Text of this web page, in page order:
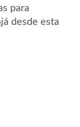
para
desde esta